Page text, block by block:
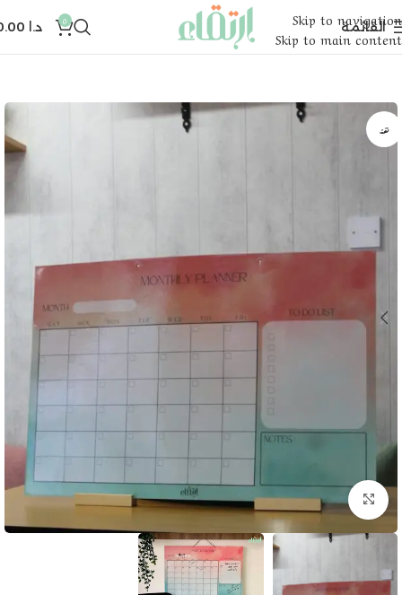
Skip to navigation
Skip to main content
القائمة 0 د.ا
نفذ
انقر للتكبير